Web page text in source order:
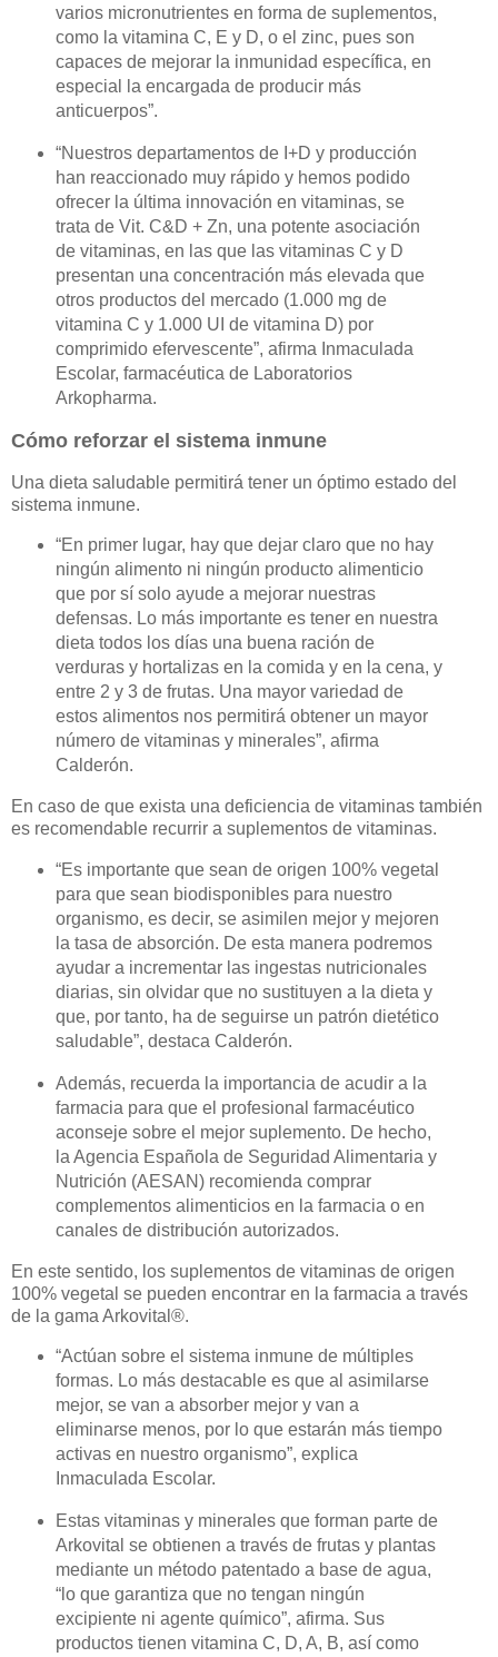
varios micronutrientes en forma de suplementos,
como la vitamina C, E y D, o el zinc, pues son
capaces de mejorar la inmunidad específica, en
especial la encargada de producir más
anticuerpos”.
“Nuestros departamentos de I+D y producción
han reaccionado muy rápido y hemos podido
ofrecer la última innovación en vitaminas, se
trata de Vit. C&D + Zn, una potente asociación
de vitaminas, en las que las vitaminas C y D
presentan una concentración más elevada que
otros productos del mercado (1.000 mg de
vitamina C y 1.000 UI de vitamina D) por
comprimido efervescente”, afirma Inmaculada
Escolar, farmacéutica de Laboratorios
Arkopharma.
Cómo reforzar el sistema inmune
Una dieta saludable permitirá tener un óptimo estado del
sistema inmune.
“En primer lugar, hay que dejar claro que no hay
ningún alimento ni ningún producto alimenticio
que por sí solo ayude a mejorar nuestras
defensas. Lo más importante es tener en nuestra
dieta todos los días una buena ración de
verduras y hortalizas en la comida y en la cena, y
entre 2 y 3 de frutas. Una mayor variedad de
estos alimentos nos permitirá obtener un mayor
número de vitaminas y minerales”, afirma
Calderón.
En caso de que exista una deficiencia de vitaminas también
es recomendable recurrir a suplementos de vitaminas.
“Es importante que sean de origen 100% vegetal
para que sean biodisponibles para nuestro
organismo, es decir, se asimilen mejor y mejoren
la tasa de absorción. De esta manera podremos
ayudar a incrementar las ingestas nutricionales
diarias, sin olvidar que no sustituyen a la dieta y
que, por tanto, ha de seguirse un patrón dietético
saludable”, destaca Calderón.
Además, recuerda la importancia de acudir a la
farmacia para que el profesional farmacéutico
aconseje sobre el mejor suplemento. De hecho,
la Agencia Española de Seguridad Alimentaria y
Nutrición (AESAN) recomienda comprar
complementos alimenticios en la farmacia o en
canales de distribución autorizados.
En este sentido, los suplementos de vitaminas de origen
100% vegetal se pueden encontrar en la farmacia a través
de la gama Arkovital®.
“Actúan sobre el sistema inmune de múltiples
formas. Lo más destacable es que al asimilarse
mejor, se van a absorber mejor y van a
eliminarse menos, por lo que estarán más tiempo
activas en nuestro organismo”, explica
Inmaculada Escolar.
Estas vitaminas y minerales que forman parte de
Arkovital se obtienen a través de frutas y plantas
mediante un método patentado a base de agua,
“lo que garantiza que no tengan ningún
excipiente ni agente químico”, afirma. Sus
productos tienen vitamina C, D, A, B, así como